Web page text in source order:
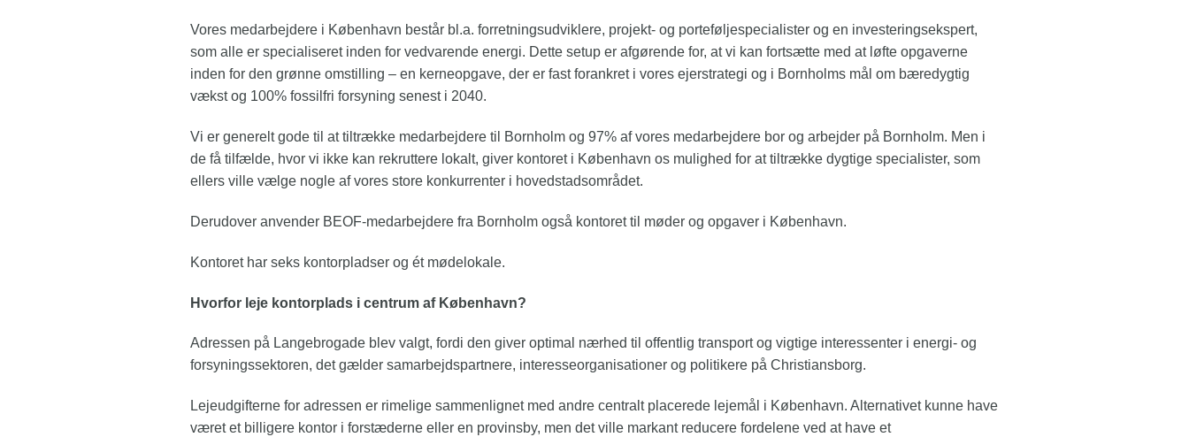
Vores medarbejdere i København består bl.a. forretningsudviklere, projekt- og porteføljespecialister og en investeringsekspert,
som alle er specialiseret inden for vedvarende energi. Dette setup er afgørende for, at vi kan fortsætte med at løfte opgaverne
inden for den grønne omstilling – en kerneopgave, der er fast forankret i vores ejerstrategi og i Bornholms mål om bæredygtig
vækst og 100% fossilfri forsyning senest i 2040.
Vi er generelt gode til at tiltrække medarbejdere til Bornholm og 97% af vores medarbejdere bor og arbejder på Bornholm. Men i
de få tilfælde, hvor vi ikke kan rekruttere lokalt, giver kontoret i København os mulighed for at tiltrække dygtige specialister, som
ellers ville vælge nogle af vores store konkurrenter i hovedstadsområdet.
Derudover anvender BEOF-medarbejdere fra Bornholm også kontoret til møder og opgaver i København​.
Kontoret har seks kontorpladser og ét mødelokale.
Hvorfor leje kontorplads i centrum af København?
Adressen på Langebrogade blev valgt, fordi den giver optimal nærhed til offentlig transport og vigtige interessenter i energi- og
forsyningssektoren, det gælder samarbejdspartnere, interesseorganisationer og politikere på Christiansborg.
Lejeudgifterne for adressen er rimelige sammenlignet med andre centralt placerede lejemål i København. Alternativet kunne have
været et billigere kontor i forstæderne eller en provinsby, men det ville markant reducere fordelene ved at have et